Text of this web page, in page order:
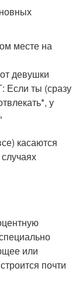
месте на
девушки
Если ты (сразу
у
касаются
или
почти